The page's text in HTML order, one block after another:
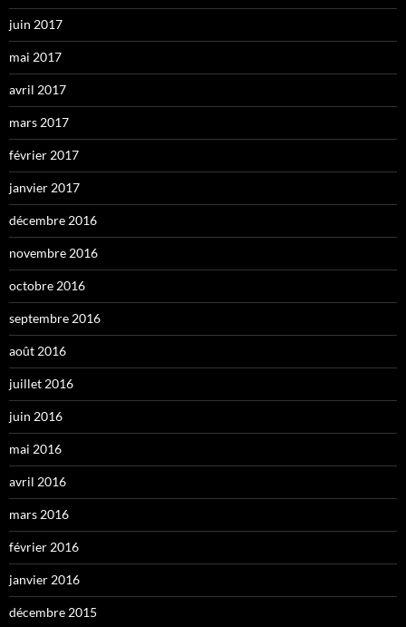
juin 2017
mai 2017
avril 2017
mars 2017
février 2017
janvier 2017
décembre 2016
novembre 2016
octobre 2016
septembre 2016
août 2016
juillet 2016
juin 2016
mai 2016
avril 2016
mars 2016
février 2016
janvier 2016
décembre 2015